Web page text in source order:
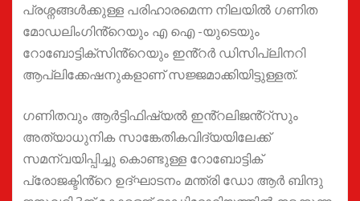
പ്രശ്നങ്ങൾക്കുള്ള പരിഹാരമെന്ന നിലയിൽ ഗണിത
മോഡലിംഗിൻ്റെയും എ ഐ -യുടെയും
റോബോട്ടിക്സിൻ്റെയും ഇൻ്റർ ഡിസിപ്ലിനറി
ആപ്ലിക്കേഷനുകളാണ് സജ്ജമാക്കിയിട്ടുള്ളത്.
ഗണിതവും ആർട്ടിഫിഷ്യൽ ഇൻ്റലിജൻ്റ്സും
അത്യാധുനിക സാങ്കേതികവിദ്യയിലേക്ക്
സമന്വയിപ്പിച്ചു കൊണ്ടുള്ള റോബോട്ടിക്
പ്രോജക്ടിൻ്റെ ഉദ്ഘാടനം മന്ത്രി ഡോ ആർ ബിന്ദു